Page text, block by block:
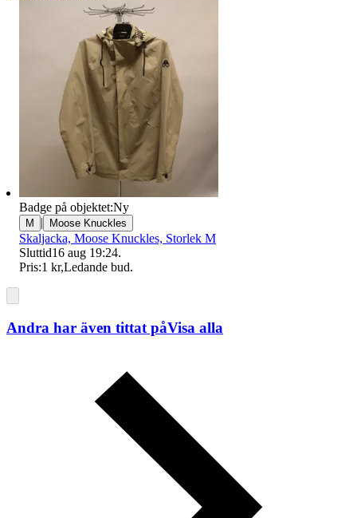
Badge på objektet:Ny
M | Moose Knuckles
Skaljacka, Moose Knuckles, Storlek M
Sluttid16 aug 19:24.
Pris:1 kr,Ledande bud.
Andra har även tittat påVisa alla